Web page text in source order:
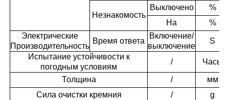
Незнакомость
Выключено
%
На
%
Электрические
Производительность
Время ответа
Включение/
выключение
S
Испытание устойчивости к
погодным условиям
/ Часы
Толщина /
мм
Сила очистки кремния
/ g